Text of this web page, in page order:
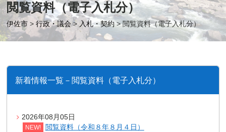
閲覧資料（電子入札分）
伊佐市 >行政・議会>入札・契約> 閲覧資料（電子入札分）
新着情報一覧－閲覧資料（電子入札分）
2026年08月05日
NEW! 閲覧資料（令和８年８月４日）